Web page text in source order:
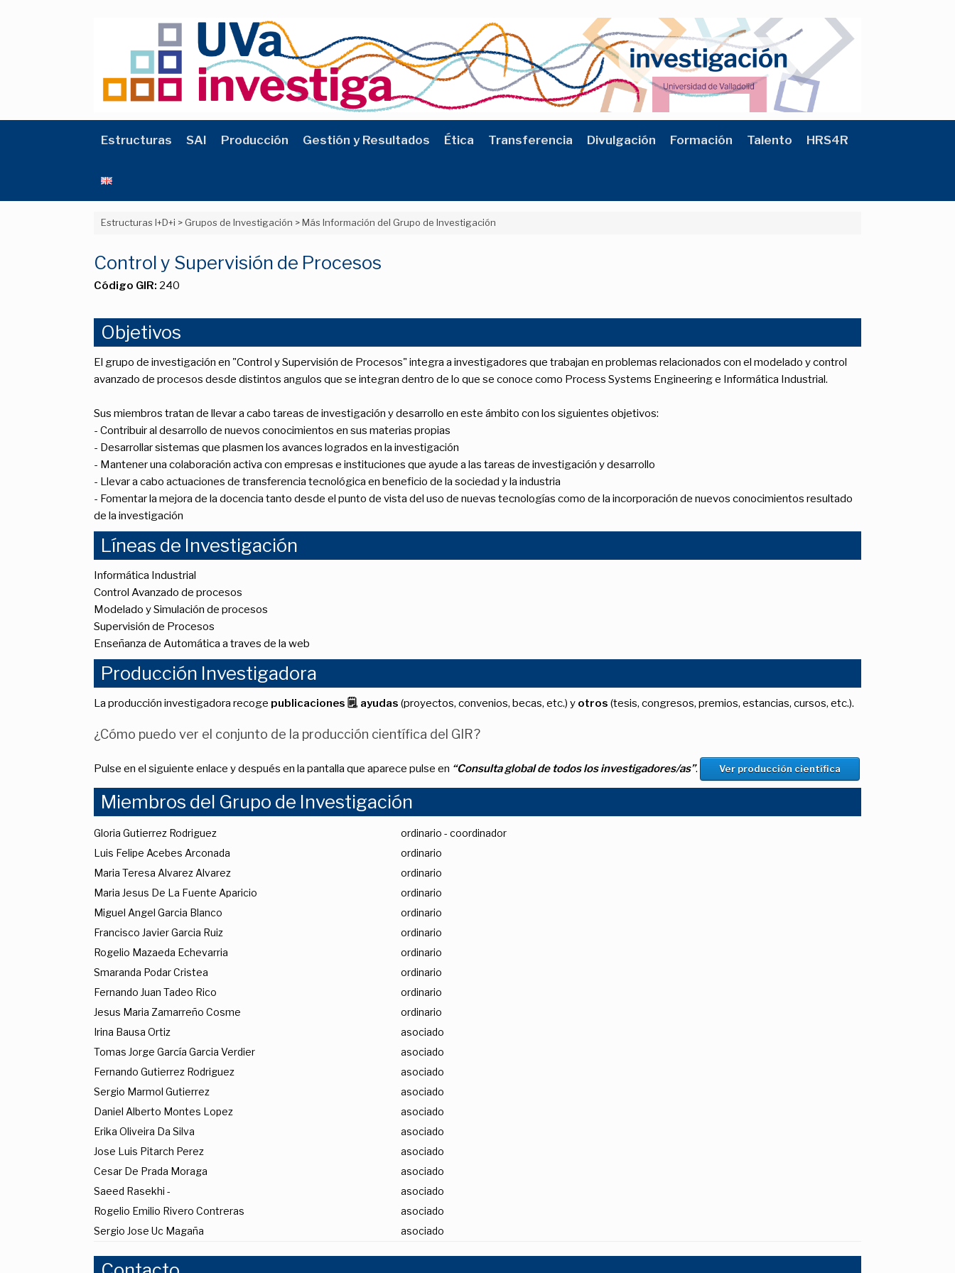
Estructuras SAI Producción Gestión y Resultados Ética Transferencia Divulgación Formación Talento HRS4R
Estructuras I+D+i > Grupos de Investigación >Más Información del Grupo de Investigación
Control y Supervisión de Procesos
Código GIR: 240
Objetivos
El grupo de investigación en "Control y Supervisión de Procesos" integra a investigadores que trabajan en problemas relacionados con el modelado y control
avanzado de procesos desde distintos angulos que se integran dentro de lo que se conoce como Process Systems Engineering e Informática Industrial.
Sus miembros tratan de llevar a cabo tareas de investigación y desarrollo en este ámbito con los siguientes objetivos:
- Contribuir al desarrollo de nuevos conocimientos en sus materias propias
- Desarrollar sistemas que plasmen los avances logrados en la investigación
- Mantener una colaboración activa con empresas e instituciones que ayude a las tareas de investigación y desarrollo
- Llevar a cabo actuaciones de transferencia tecnológica en beneficio de la sociedad y la industria
- Fomentar la mejora de la docencia tanto desde el punto de vista del uso de nuevas tecnologías como de la incorporación de nuevos conocimientos resultado
de la investigación
Líneas de Investigación
Informática Industrial
Control Avanzado de procesos
Modelado y Simulación de procesos
Supervisión de Procesos
Enseñanza de Automática a traves de la web
Producción Investigadora
La producción investigadora recoge publicaciones 🗒, ayudas (proyectos, convenios, becas, etc.) y otros (tesis, congresos, premios, estancias, cursos, etc.).
¿Cómo puedo ver el conjunto de la producción científica del GIR?
Pulse en el siguiente enlace y después en la pantalla que aparece pulse en “Consulta global de todos los investigadores/as”. Ver producción científica
Miembros del Grupo de Investigación
Gloria Gutierrez Rodriguez
ordinario - coordinador
Luis Felipe Acebes Arconada
ordinario
Maria Teresa Alvarez Alvarez
ordinario
Maria Jesus De La Fuente Aparicio
ordinario
Miguel Angel Garcia Blanco
ordinario
Francisco Javier Garcia Ruiz
ordinario
Rogelio Mazaeda Echevarria
ordinario
Smaranda Podar Cristea
ordinario
Fernando Juan Tadeo Rico
ordinario
Jesus Maria Zamarreño Cosme
ordinario
Irina Bausa Ortiz
asociado
Tomas Jorge García Garcia Verdier
asociado
Fernando Gutierrez Rodriguez
asociado
Sergio Marmol Gutierrez
asociado
Daniel Alberto Montes Lopez
asociado
Erika Oliveira Da Silva
asociado
Jose Luis Pitarch Perez
asociado
Cesar De Prada Moraga
asociado
Saeed Rasekhi -
asociado
Rogelio Emilio Rivero Contreras
asociado
Sergio Jose Uc Magaña
asociado